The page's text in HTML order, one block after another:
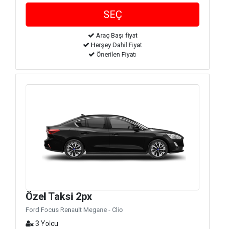
Araç Başı fiyat
Herşey Dahil Fiyat
Önerilen Fiyatı
Özel Taksi 2px
Ford Focus Renault Megane - Clio
3 Yolcu